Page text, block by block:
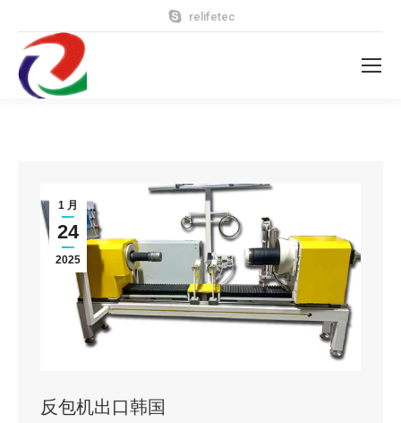
relifetec
1 月
24
2025
反包机出口韩国